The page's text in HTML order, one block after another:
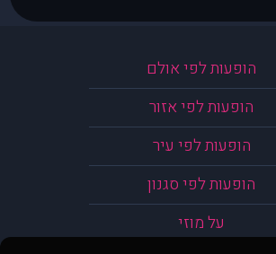
הופעות לפי אולם
הופעות לפי אזור
הופעות לפי עיר
הופעות לפי סגנון
על מוזי